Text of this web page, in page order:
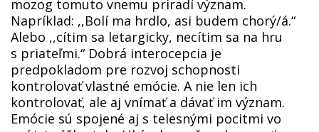
mozog tomuto vnemu priradí význam.
Napríklad: ,,Bolí ma hrdlo, asi budem chorý/á.“
Alebo ,,cítim sa letargicky, necítim sa na hru
s priateľmi.“ Dobrá interocepcia je
predpokladom pre rozvoj schopnosti
kontrolovať vlastné emócie. A nie len ich
kontrolovať, ale aj vnímať a dávať im význam.
Emócie sú spojené aj s telesnými pocitmi vo